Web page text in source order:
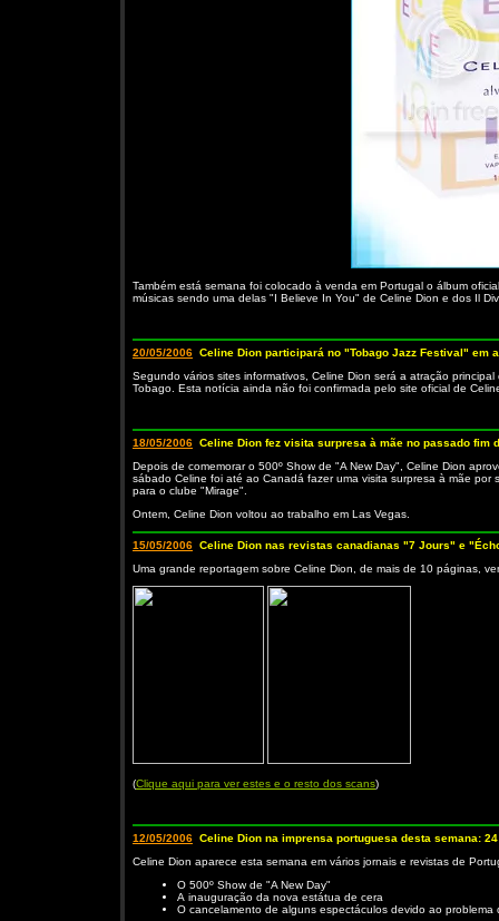
Também está semana foi colocado à venda em Portugal o álbum
músicas sendo uma delas "I Believe In You" de Celine Dion e dos Il
20/05/2006 Celine Dion participará no "Tobago Jazz Festival" em
Segundo vários sites informativos, Celine Dion será a atração
Tobago. Esta notícia ainda não foi confirmada pelo site oficial de
18/05/2006 Celine Dion fez visita surpresa à mãe no passado fim
Depois de comemorar o 500º Show de "A New Day", Celine Dion
sábado Celine foi até ao Canadá fazer uma visita surpresa à mãe
para o clube "Mirage".
Ontem, Celine Dion voltou ao trabalho em Las Vegas.
15/05/2006 Celine Dion nas revistas canadianas "7 Jours" e
Uma grande reportagem sobre Celine Dion, de mais de 10 páginas,
(Clique aqui para ver estes e o resto dos scans)
12/05/2006 Celine Dion na imprensa portuguesa desta semana:
Celine Dion aparece esta semana em vários jornais e revistas de
O 500º Show de "A New Day"
A inauguração da nova estátua de cera
O cancelamento de alguns espectáculos devido ao